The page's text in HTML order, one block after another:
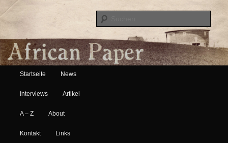
African Paper
Hauptmenü
Zum Inhalt wechseln
Zum sekundären Inhalt wechseln
Startseite News
Interviews Artikel
A – Z About
Kontakt Links